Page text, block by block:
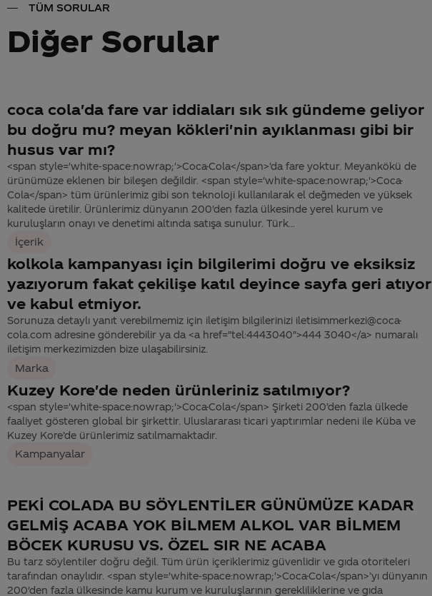
TÜM SORULAR
Diğer Sorular
coca cola'da fare var iddiaları sık sık gündeme geliyor
bu doğru mu? meyan kökleri'nin ayıklanması gibi bir
husus var mı?
<span style='white-space:nowrap;'>Coca-Cola</span>’da fare yoktur. Meyankökü de
ürünümüze eklenen bir bileşen değildir. <span style='white-space:nowrap;'>Coca-
Cola</span> tüm ürünlerimiz gibi son teknoloji kullanılarak el değmeden ve yüksek
kalitede üretilir. Ürünlerimiz dünyanın 200'den fazla ülkesinde yerel kurum ve
kuruluşların onayı ve denetimi altında satışa sunulur. Türk...
İçerik
kolkola kampanyası için bilgilerimi doğru ve eksiksiz
yazıyorum fakat çekilişe katıl deyince sayfa geri atıyor
ve kabul etmiyor.
Sorunuza detaylı yanıt verebilmemiz için iletişim bilgilerinizi iletisimmerkezi@coca-
cola.com adresine gönderebilir ya da <a href="tel:4443040">444 3040</a> numaralı
iletişim merkezimizden bize ulaşabilirsiniz.
Marka
Kuzey Kore'de neden ürünleriniz satılmıyor?
<span style='white-space:nowrap;'>Coca-Cola</span> Şirketi 200’den fazla ülkede
faaliyet gösteren global bir şirkettir. Uluslararası ticari yaptırımlar nedeni ile Küba ve
Kuzey Kore’de ürünlerimiz satılmamaktadır.
Kampanyalar
PEKİ COLADA BU SÖYLENTİLER GÜNÜMÜZE KADAR
GELMİŞ ACABA YOK BİLMEM ALKOL VAR BİLMEM
BÖCEK KURUSU VS. ÖZEL SIR NE ACABA
Bu tarz söylentiler doğru değil. Tüm ürün içeriklerimiz güvenlidir ve gıda otoriteleri
tarafından onaylıdır. <span style='white-space:nowrap;'>Coca-Cola</span>’yı dünyanın
200'den fazla ülkesinde kamu kurum ve kuruluşlarının gerekliliklerine ve gıda